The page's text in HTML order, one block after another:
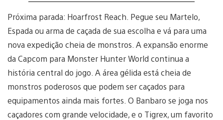
Próxima parada: Hoarfrost Reach. Pegue seu Martelo,
Espada ou arma de caçada de sua escolha e vá para uma
nova expedição cheia de monstros. A expansão enorme
da Capcom para Monster Hunter World continua a
história central do jogo. A área gélida está cheia de
monstros poderosos que podem ser caçados para
equipamentos ainda mais fortes. O Banbaro se joga nos
caçadores com grande velocidade, e o Tigrex, um favorito